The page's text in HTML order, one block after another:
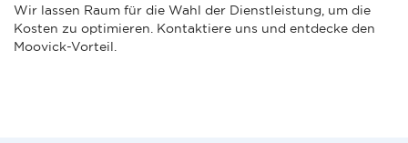
Wir lassen Raum für die Wahl der Dienstleistung, um die
Kosten zu optimieren. Kontaktiere uns und entdecke den
Moovick-Vorteil.